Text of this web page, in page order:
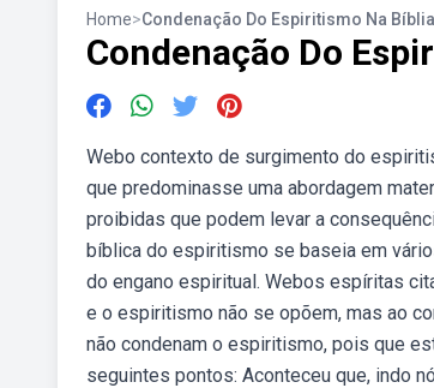
Home>Condenação Do Espiritismo Na Bíblia
Condenação Do
Webo contexto de surgimento do
que predominasse uma abordagem
proibidas que podem levar a
bíblica do espiritismo se baseia em
do engano espiritual. Webos espíritas
e o espiritismo não se opõem, mas ao
não condenam o espiritismo, pois que
seguintes pontos: Aconteceu que, indo